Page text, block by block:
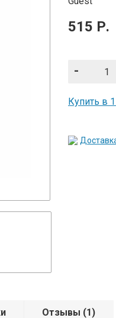
515 Р.
-
Купить в
Отзывы (1)